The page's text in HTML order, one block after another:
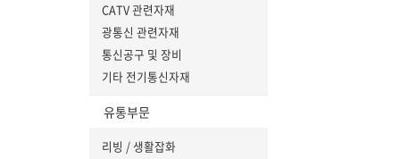
CATV 관련자재
광통신 관련자재
통신공구 및 장비
기타 전기통신자재
유통부문
리빙 / 생활잡화